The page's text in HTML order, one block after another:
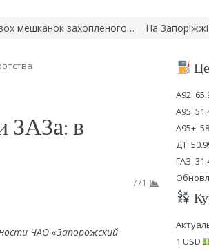
захопленого… На Запоріжжі
ЗАЗа: в
771
ЧАО «Запорожский
А92:
А95:
А95+:
ДТ:
ГАЗ:
1 USD